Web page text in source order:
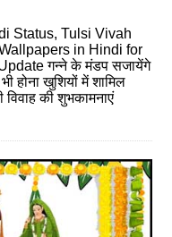
Status, Tulsi Vivah
in Hindi for
गन्ने के मंडप सजायेंगे
होना खुशियों में शामिल
की शुभकामनाएं